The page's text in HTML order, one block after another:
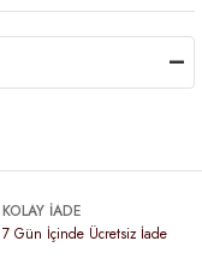
KOLAY İADE
7 Gün İçinde Ücretsiz İade